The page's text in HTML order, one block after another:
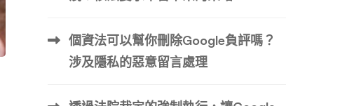
個資法可以幫你刪除Google負評嗎？
涉及隱私的惡意留言處理